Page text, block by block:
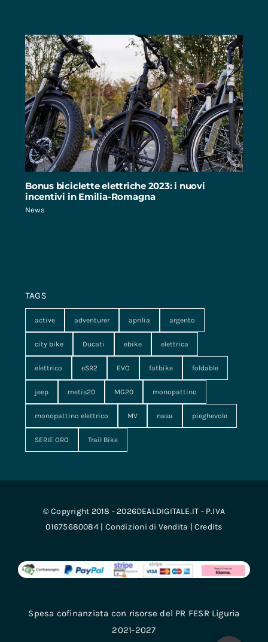
Bonus biciclette elettriche 2023: i nuovi
incentivi in Emilia-Romagna
News
TAGS
active adventurer aprilia argento
city bike Ducati ebike elettrica
elettrico eSR2 EVO fatbike foldable
jeep metis20 MG20 monopattino
monopattino elettrico MV nasa pieghevole
SERIE ORO Trail Bike
© Copyright 2018 - 2026DEALDIGITALE.IT - P.IVA
01675680084 | Condizioni di Vendita | Credits
Spesa cofinanziata con risorse del PR FESR Liguria
2021-2027